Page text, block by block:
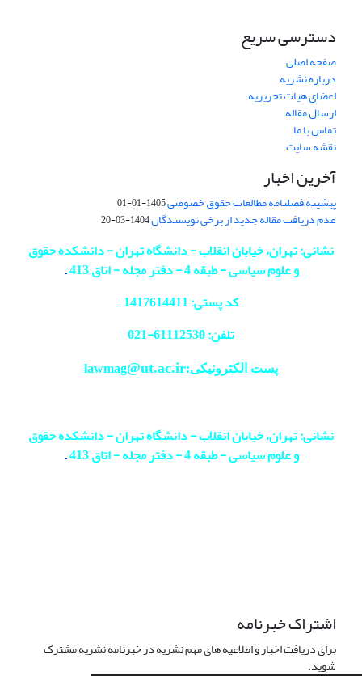
دسترسی سریع
صفحه اصلی
درباره نشریه
اعضای هیات تحریریه
ارسال مقاله
تماس با ما
نقشه سایت
آخرین اخبار
پیشینه فصلنامه مطالعات حقوق خصوصی1405-01-01
عدم دریافت مقاله جدید از برخی نویسندگان1404-03-20
نشانی: تهران، خیابان انقلاب - دانشگاه تهران - دانشکده حقوق
و علوم سیاسی - طبقه 4 - دفتر مجله - اتاق 413
.
کد پستی: 1417614411
تلفن: 61112530-
021
پست الکترونیکی:lawmag@ut.ac.ir
نشانی: تهران، خیابان انقلاب - دانشگاه تهران - دانشکده حقوق
و علوم سیاسی - طبقه 4 - دفتر مجله - اتاق 413
.
اشتراک خبرنامه
برای دریافت اخبار و اطلاعیه های مهم نشریه در خبرنامه نشریه مشترک
شوید.